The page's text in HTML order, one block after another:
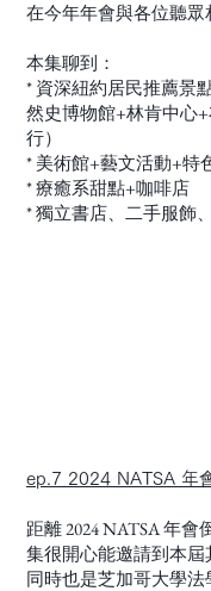
在今年年會與各位聽眾
本集聊到：
* 資深紐約居民推薦景
然史博物館+林肯中心
行）
* 美術館+藝文活動+特
* 療癒系甜點+咖啡店
* 獨立書店、二手服飾
ep.7 2024 NATSA 年
距離 2024 NATSA 年
集很開心能邀請到本屆
同時也是芝加哥大學法